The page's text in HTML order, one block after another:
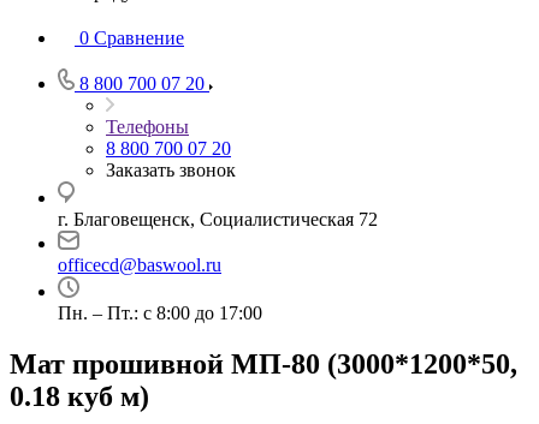
0 Сравнение
8 800 700 07 20
Телефоны
8 800 700 07 20
Заказать звонок
г. Благовещенск, Социалистическая 72
officecd@baswool.ru
Пн. – Пт.: с 8:00 до 17:00
Мат прошивной МП-80 (3000*1200*50,
0.18 куб м)